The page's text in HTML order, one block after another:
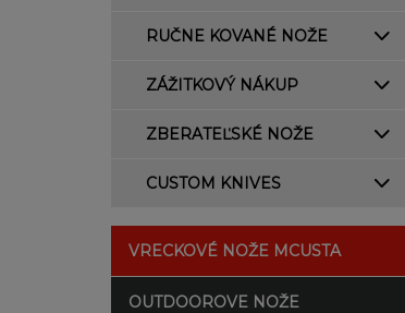
RUČNE KOVANÉ NOŽE
ZÁŽITKOVÝ NÁKUP
ZBERATEĽSKÉ NOŽE
CUSTOM KNIVES
VRECKOVÉ NOŽE MCUSTA
OUTDOOROVE NOŽE